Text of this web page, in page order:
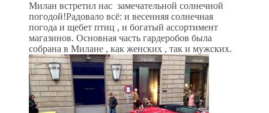
Милан встретил нас замечательной солнечной
погодой!Радовало всё: и весенняя солнечная
погода и щебет птиц , и богатый ассортимент
магазинов. Основная часть гардеробов была
собрана в Милане , как женских , так и мужских.